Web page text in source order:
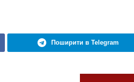
Поширити в Telegram